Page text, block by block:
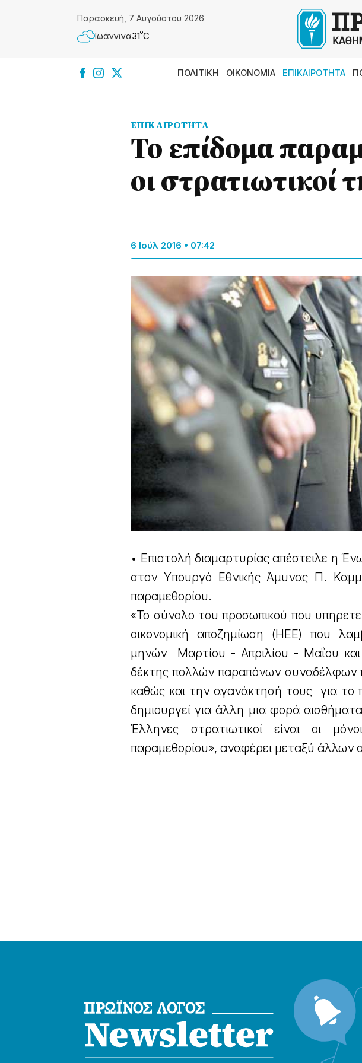
Παρασκευή, 7 Αυγούστου 2026
Ιωάννɩνα31ºC
ΠΟΛΙΤΙΚΗ ΟΙΚΟΝΟΜΙΑ ΕΠΙΚΑΙΡΟΤΗΤΑ
ΕΠΙΚΑΙΡΟΤΗΤΑ
Το επίδομα
οι στρατιωτικοί
6 Ιούλ 2016 • 07:42
• Επιστολή διαμαρτυρίας απέστειλε η
στον Υπουργό Εθνικής Άμυνας Π.
παραμεθορίου.
«Το σύνολο του προσωπικού που
οικονομική αποζημίωση (ΗΕΕ) που
μηνών Μαρτίου - Απριλίου - Μαΐου και
δέκτης πολλών παραπόνων
καθώς και την αγανάκτησή τους για
δημιουργεί για άλλη μια φορά
Έλληνες στρατιωτικοί είναι οι
παραμεθορίου», αναφέρει μεταξύ άλλων